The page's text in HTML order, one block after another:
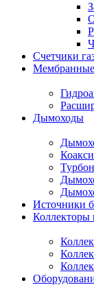
Счетчики
Дымоходы
Источники
Коллекторы